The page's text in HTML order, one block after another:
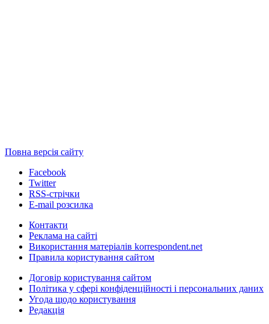
Повна версія сайту
Facebook
Twitter
RSS-стрічки
E-mail розсилка
Контакти
Реклама на сайті
Використання матеріалів korrespondent.net
Правила користування сайтом
Договір користування сайтом
Політика у сфері конфіденційності і персональних даних
Угода щодо користування
Редакція